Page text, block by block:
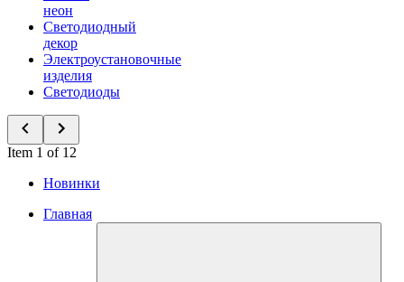
неон
Светодиодный
декор
Электроустановочные
изделия
Светодиоды
Item 1 of 12
Новинки
Главная